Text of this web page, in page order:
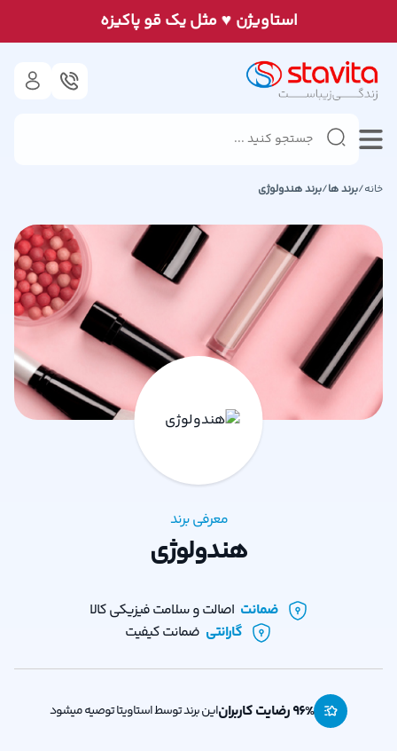
استاويژن ♥مثل يک قو پاكيزه
خانه/برند ها/برندهندولوژی
معرفی برند
هندولوژی
ضمانت اصالت و سلامت فیزیکی کالا
گارانتی ضمانت کیفیت
96% رضایت کاربران این برند توسط استاویتا توصیه میشود